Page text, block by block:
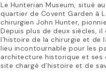
Le Hunterian Museum, situé
quartier de Covent Garden à
chirurgien John Hunter,
Depuis plus de deux siècles,
l’histoire de la chirurgie et de
lieu incontournable pour les
architecture historique et
site chargé d’histoire et de